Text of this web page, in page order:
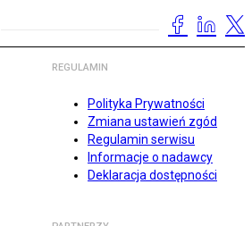
REGULAMIN
Polityka Prywatności
Zmiana ustawień zgód
Regulamin serwisu
Informacje o nadawcy
Deklaracja dostępności